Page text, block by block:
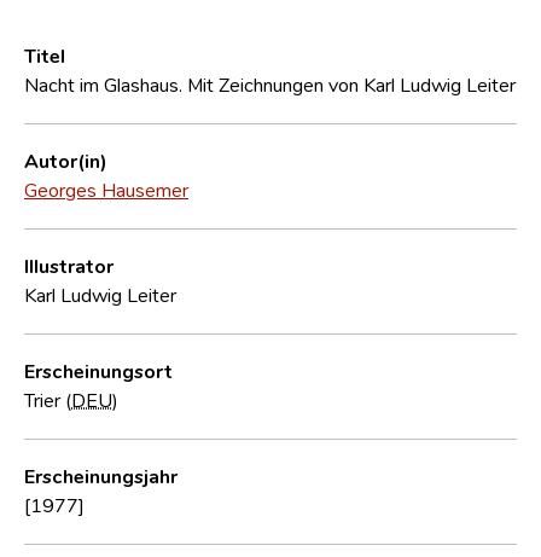
CNL
Forschungsgruppe
Kontakt
Titel
Nacht im Glashaus. Mit Zeichnungen von Karl Ludwig Leiter
Autor(in)
Georges Hausemer
Illustrator
Karl Ludwig Leiter
Erscheinungsort
Trier (DEU)
Erscheinungsjahr
[1977]